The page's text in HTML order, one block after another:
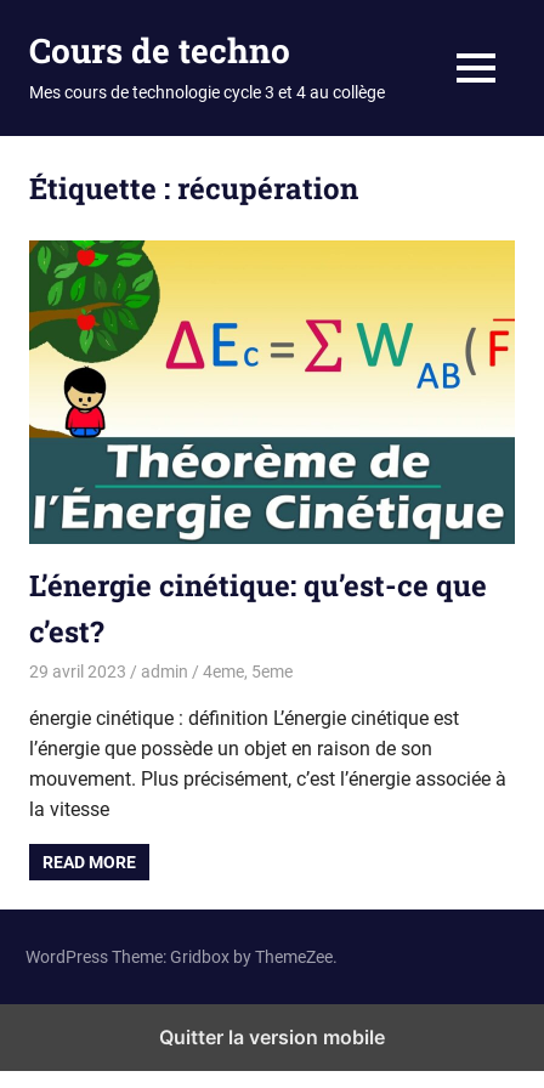
Cours de techno
Mes cours de technologie cycle 3 et 4 au collège MENU
Étiquette :récupération
L’énergie cinétique: qu’est-ce que
c’est?
29 avril 2023 admin 4eme, 5eme
énergie cinétique : définition L’énergie cinétique est
l’énergie que possède un objet en raison de son
mouvement. Plus précisément, c’est l’énergie associée à
la vitesse
READ MORE
WordPress Theme: Gridbox by ThemeZee.
Quitter la version mobile